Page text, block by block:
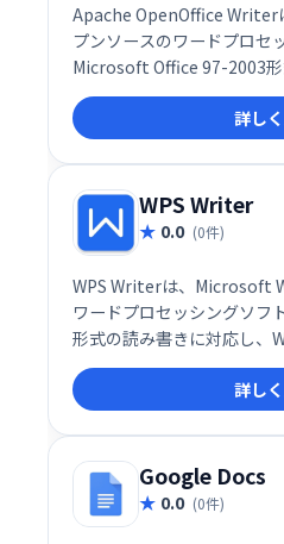
Apache OpenOffice Writer
プンソースのワードプロセ
Microsoft Office 97-2003
ど、幅広いファイル形式
ータ交換を効率的に行えま
性を備え、個人からビジ
す。
詳し
WPS Writer
0.0 (0件)
WPS Writerは、Microsoft
ワードプロセッシングソフ
形式の読み書きに対応し、
もスムーズに行えます。
率的な文書作成をサポート
として提供され、手軽に利
詳し
Google Docs
0.0 (0件)